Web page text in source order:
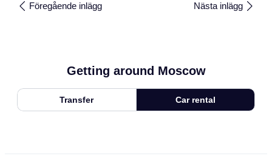
Föregående inlägg Nästa inlägg
Getting around Moscow
Transfer Car rental